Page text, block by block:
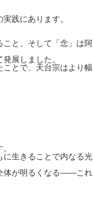
践にあります。
こと、そして「念」は阿
展しました。
とで、天台宗はより幅
生きることで内なる光
体が明るくなる――これ